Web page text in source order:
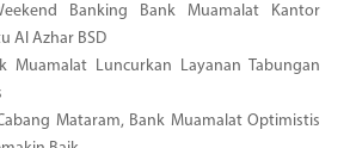
Banking Bank Muamalat Kantor
Al Azhar BSD
Muamalat Luncurkan Layanan Tabungan
Mataram, Bank Muamalat Optimistis